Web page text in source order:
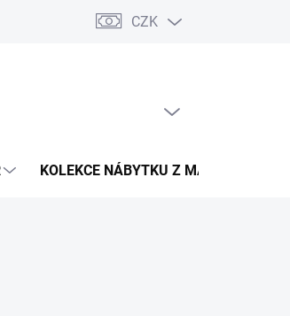
osobních údajů Pojištění zásilky
CZK
KOLEKCE NÁBYTKU Z MASIVU